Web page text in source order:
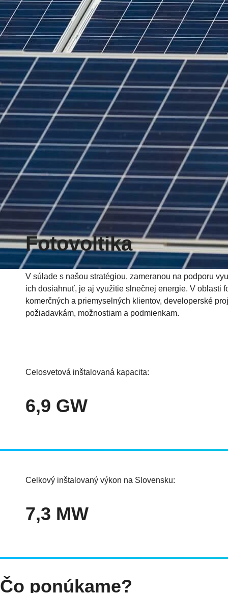
Fotovoltika
V súlade s našou stratégiou, zameranou na podporu
ich dosiahnuť, je aj využitie slnečnej energie. V oblasti
komerčných a priemyselných klientov, developerské
požiadavkám, možnostiam a podmienkam.
Celosvetová inštalovaná kapacita:
6,9 GW
Celkový inštalovaný výkon na Slovensku:
7,3 MW
Čo ponúkame?